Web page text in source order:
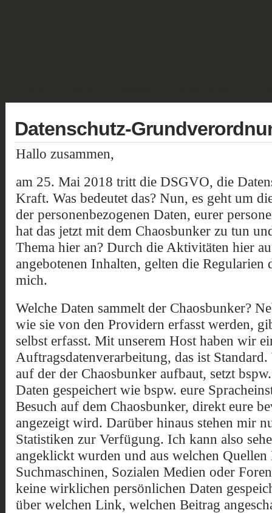
Datenschutz-
Hallo zusammen,
am 25. Mai 2018 tritt die DSGVO, die
Kraft. Was bedeutet das? Nun, es geht um
der personenbezogenen Daten, eurer
hat das jetzt mit dem Chaosbunker zu tun
Thema hier an? Durch die Aktivitäten hier
angebotenen Inhalten, gelten die
mich.
Welche Daten sammelt der Chaosbunker?
wie sie von den Providern erfasst werden,
selbst erfasst. Mit unserem Host haben wir
Auftragsdatenverarbeitung, das ist
auf der der Chaosbunker aufbaut, setzt
Daten gespeichert wie bspw. eure
Besuch auf dem Chaosbunker, direkt eure
angezeigt wird. Darüber hinaus stehen mir
Statistiken zur Verfügung. Ich kann also
angeklickt wurden und aus welchen Quellen
Suchmaschinen, Sozialen Medien oder
keine wirklichen persönlichen Daten
über welchen Link, welchen Beitrag